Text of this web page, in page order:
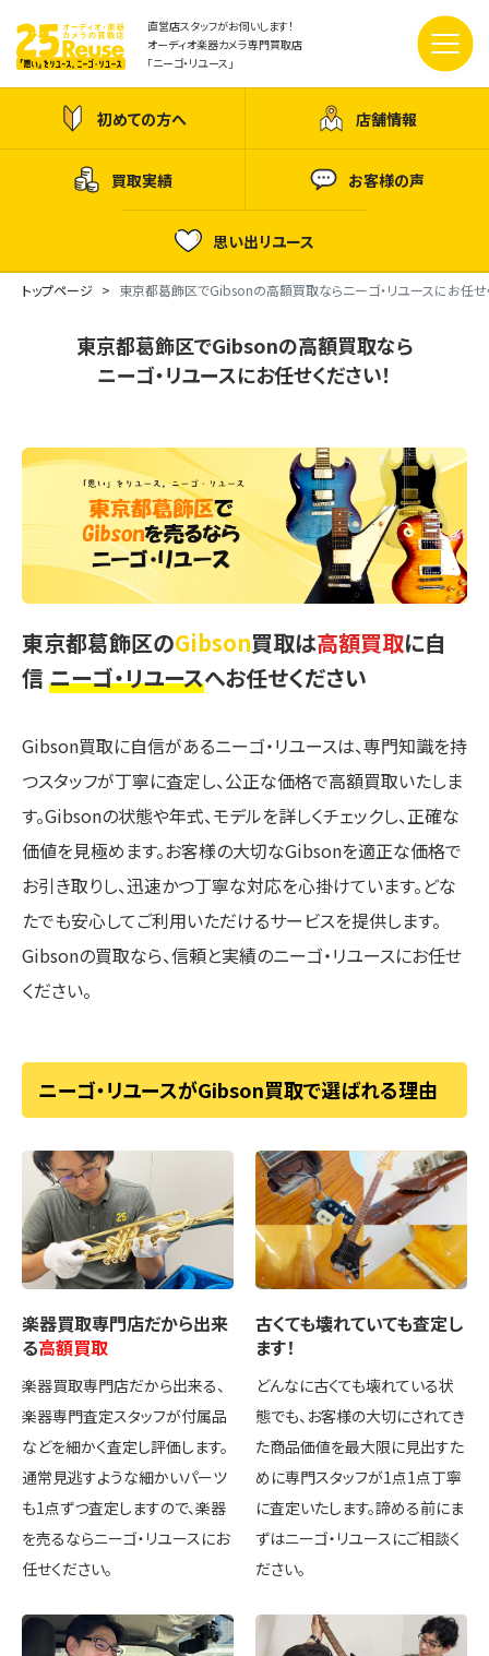
直営店スタッフがお伺いします！
オーディオ楽器カメラ専門買取店
「ニーゴ・リユース」
初めての方へ 店舗情報
買取実績 お客様の声
思い出リユース
トップページ 東京都葛飾区でGibsonの高額買取ならニーゴ・リユースにお任せ
東京都葛飾区でGibsonの高額買取なら
ニーゴ・リユースにお任せください！
東京都葛飾区のGibson買取は高額買取に自
信 ニーゴ・リユースへお任せください
Gibson買取に自信があるニーゴ・リユースは、専門知識を持
つスタッフが丁寧に査定し、公正な価格で高額買取いたしま
す。Gibsonの状態や年式、モデルを詳しくチェックし、正確な
価値を見極めます。お客様の大切なGibsonを適正な価格で
お引き取りし、迅速かつ丁寧な対応を心掛けています。どな
たでも安心してご利用いただけるサービスを提供します。
Gibsonの買取なら、信頼と実績のニーゴ・リユースにお任せ
ください。
ニーゴ・リユースがGibson買取で選ばれる理由
楽器買取専門店だから出来
る高額買取
楽器買取専門店だから出来る、
楽器専門査定スタッフが付属品
などを細かく査定し評価します。
通常見逃すような細かいパーツ
も1点ずつ査定しますので、楽器
を売るならニーゴ・リユースにお
任せください。
古くても壊れていても査定し
ます！
どんなに古くても壊れている状
態でも、お客様の大切にされてき
た商品価値を最大限に見出すた
めに専門スタッフが1点1点丁寧
に査定いたします。諦める前にま
ずはニーゴ・リユースにご相談く
ださい。